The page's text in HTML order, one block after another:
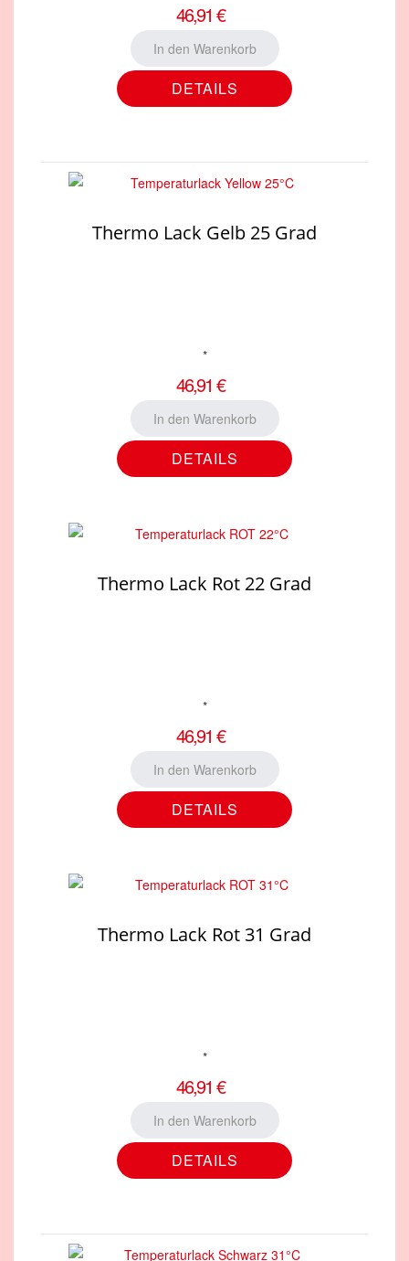
46,91 €
DETAILS
Thermo Lack Gelb 25 Grad
*
46,91 €
DETAILS
Thermo Lack Rot 22 Grad
*
46,91 €
DETAILS
Thermo Lack Rot 31 Grad
*
46,91 €
DETAILS